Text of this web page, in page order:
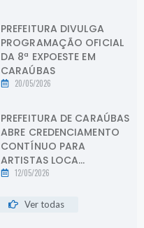
PREFEITURA DIVULGA
PROGRAMAÇÃO OFICIAL
DA 8ª EXPOESTE EM
CARAÚBAS
20/05/2026
PREFEITURA DE CARAÚBAS
ABRE CREDENCIAMENTO
CONTÍNUO PARA
ARTISTAS LOCA...
12/05/2026
Ver todas